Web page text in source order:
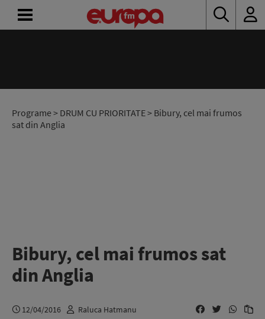
Programe> DRUM CU PRIORITATE> Bibury, cel mai frumos
sat din Anglia
Bibury, cel mai frumos sat
din Anglia
12/04/2016 Raluca Hatmanu
RADIO